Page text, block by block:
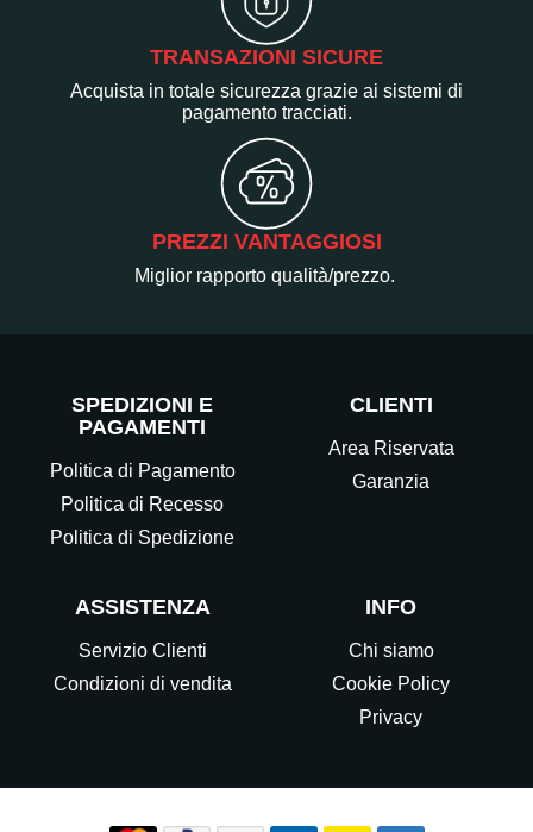
TRANSAZIONI SICURE
Acquista in totale sicurezza grazie ai sistemi di
pagamento tracciati.
PREZZI VANTAGGIOSI
Miglior rapporto qualità/prezzo.
SPEDIZIONI E
PAGAMENTI
Politica di Pagamento
Politica di Recesso
Politica di Spedizione
CLIENTI
Area Riservata
Garanzia
ASSISTENZA
Servizio Clienti
Condizioni di vendita
INFO
Chi siamo
Cookie Policy
Privacy